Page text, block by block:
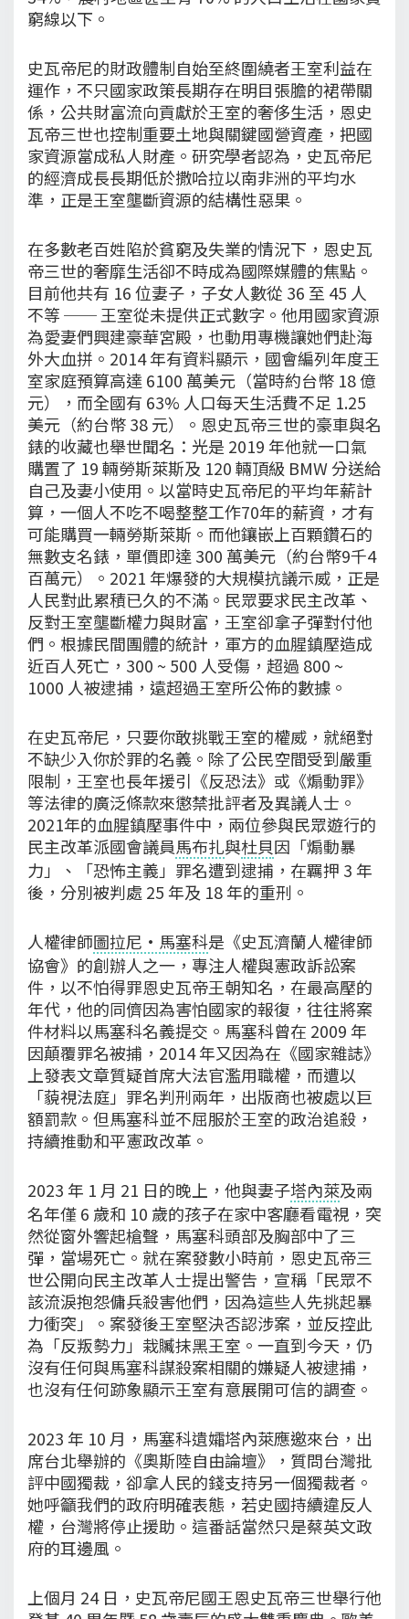
窮線以下。
史瓦帝尼的財政體制自始至終圍繞者王室利益在
運作，不只國家政策長期存在明目張膽的裙帶關
係，公共財富流向貢獻於王室的奢侈生活，恩史
瓦帝三世也控制重要土地與關鍵國營資產，把國
家資源當成私人財產。研究學者認為，史瓦帝尼
的經濟成長長期低於撒哈拉以南非洲的平均水
準，正是王室壟斷資源的結構性惡果。
在多數老百姓陷於貧窮及失業的情況下，恩史瓦
帝三世的奢靡生活卻不時成為國際媒體的焦點。
目前他共有 16 位妻子，子女人數從 36 至 45 人
不等 ── 王室從未提供正式數字。他用國家資源
為愛妻們興建豪華宮殿，也動用專機讓她們赴海
外大血拼。2014 年有資料顯示，國會編列年度王
室家庭預算高達 6100 萬美元（當時約台幣 18 億
元），而全國有 63% 人口每天生活費不足 1.25
美元（約台幣 38 元）。恩史瓦帝三世的豪車與名
錶的收藏也舉世聞名：光是 2019 年他就一口氣
購置了 19 輛勞斯萊斯及 120 輛頂級 BMW 分送給
自己及妻小使用。以當時史瓦帝尼的平均年薪計
算，一個人不吃不喝整整工作70年的薪資，才有
可能購買一輛勞斯萊斯。而他鑲嵌上百顆鑽石的
無數支名錶，單價即達 300 萬美元（約台幣9千4
百萬元）。2021 年爆發的大規模抗議示威，正是
人民對此累積已久的不滿。民眾要求民主改革、
反對王室壟斷權力與財富，王室卻拿子彈對付他
們。根據民間團體的統計，軍方的血腥鎮壓造成
近百人死亡，300 ~ 500 人受傷，超過 800 ~
1000 人被逮捕，遠超過王室所公佈的數據。
在史瓦帝尼，只要你敢挑戰王室的權威，就絕對
不缺少入你於罪的名義。除了公民空間受到嚴重
限制，王室也長年援引《反恐法》或《煽動罪》
等法律的廣泛條款來懲禁批評者及異議人士。
2021年的血腥鎮壓事件中，兩位參與民眾遊行的
民主改革派國會議員馬布扎與杜貝因「煽動暴
力」、「恐怖主義」罪名遭到逮捕，在羈押 3 年
後，分別被判處 25 年及 18 年的重刑。
人權律師圖拉尼·馬塞科是《史瓦濟蘭人權律師
協會》的創辦人之一，專注人權與憲政訴訟案
件，以不怕得罪恩史瓦帝王朝知名，在最高壓的
年代，他的同儕因為害怕國家的報復，往往將案
件材料以馬塞科名義提交。馬塞科曾在 2009 年
因顛覆罪名被捕，2014 年又因為在《國家雜誌》
上發表文章質疑首席大法官濫用職權，而遭以
「藐視法庭」罪名判刑兩年，出版商也被處以巨
額罰款。但馬塞科並不屈服於王室的政治追殺，
持續推動和平憲政改革。
2023 年 1 月 21 日的晚上，他與妻子塔內萊及兩
名年僅 6 歲和 10 歲的孩子在家中客廳看電視，突
然從窗外響起槍聲，馬塞科頭部及胸部中了三
彈，當場死亡。就在案發數小時前，恩史瓦帝三
世公開向民主改革人士提出警告，宣稱「民眾不
該流淚抱怨傭兵殺害他們，因為這些人先挑起暴
力衝突」。案發後王室堅決否認涉案，並反控此
為「反叛勢力」栽贓抹黑王室。一直到今天，仍
沒有任何與馬塞科謀殺案相關的嫌疑人被逮捕，
也沒有任何跡象顯示王室有意展開可信的調查。
2023 年 10 月，馬塞科遺孀塔內萊應邀來台，出
席台北舉辦的《奧斯陸自由論壇》，質問台灣批
評中國獨裁，卻拿人民的錢支持另一個獨裁者。
她呼籲我們的政府明確表態，若史國持續違反人
權，台灣將停止援助。這番話當然只是蔡英文政
府的耳邊風。
上個月 24 日，史瓦帝尼國王恩史瓦帝三世舉行他